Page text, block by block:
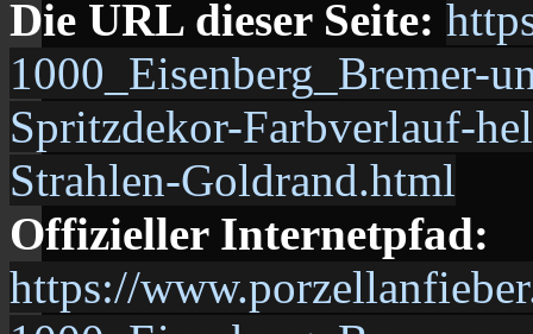
Die URL dieser Seite:
1000_Eisenberg_Bremer-
Spritzdekor-Farbverlauf-
Strahlen-Goldrand.html
Offizieller Internetpfad:
https://